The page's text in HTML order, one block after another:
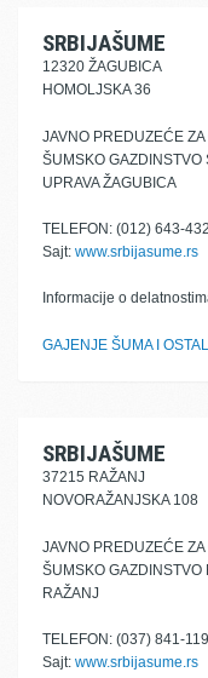
SRBIJAŠUME
12320 ŽAGUBICA
HOMOLJSKA 36
JAVNO PREDUZEĆE
ŠUMSKO
UPRAVA ŽAGUBICA
TELEFON: (012) 643-432
Sajt: www.srbijasume.rs
Informacije o
GAJENJE ŠUMA I
SRBIJAŠUME
37215 RAŽANJ
NOVORAŽANJSKA 108
JAVNO PREDUZEĆE
ŠUMSKO GAZDINSTVO
RAŽANJ
TELEFON: (037) 841-119
Sajt: www.srbijasume.rs